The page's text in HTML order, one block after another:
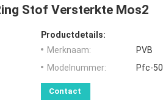
Stof Versterkte Mos2
Productdetails:
Merknaam:
PVB
Modelnummer:
Pfc-50
Contact